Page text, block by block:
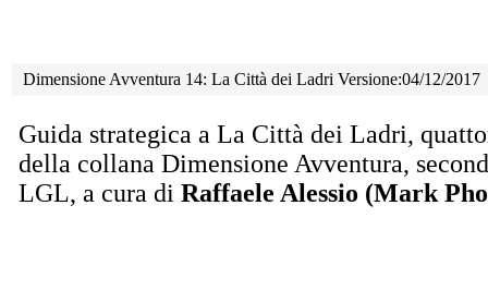
Dimensione Avventura 14: La Città dei Ladri Versione:04/12/2017
Guida strategica a La Città dei Ladri,
della collana Dimensione Avventura,
LGL, a cura di Raffaele Alessio (Mark